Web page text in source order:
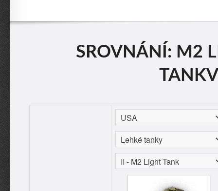
SROVNÁNÍ: M2